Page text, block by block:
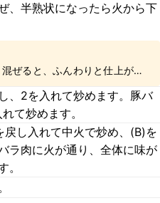
、半熟状になったら火から下
ぜると、ふんわりと仕上がり
り過ぎて固くなるのを防げま
、2を入れて炒めます。豚バ
て炒めます。
し入れて中火で炒め、(B)を
ラ肉に火が通り、全体に味が
。